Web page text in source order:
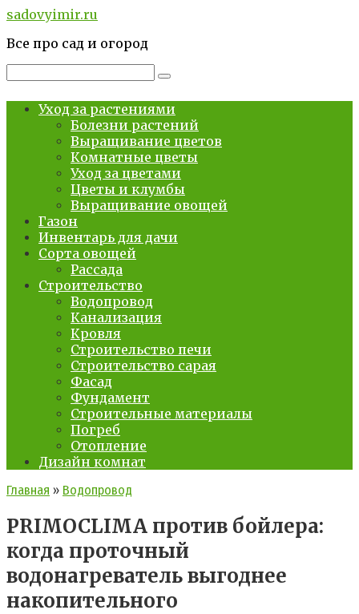
Перейти
контенту
sadovyimir.ru
Все про сад и огород
Уход за растениями
Болезни растений
Выращивание цветов
Комнатные цветы
Уход за цветами
Цветы и клумбы
Выращивание овощей
Газон
Инвентарь для дачи
Сорта овощей
Рассада
Строительство
Водопровод
Канализация
Кровля
Строительство печи
Строительство сарая
Фасад
Фундамент
Строительные материалы
Погреб
Отопление
Дизайн комнат
Главная » Водопровод
PRIMOCLIMA против бойлера:
когда проточный
водонагреватель выгоднее
накопительного